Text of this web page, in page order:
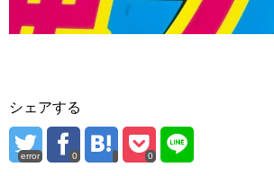
シェアする
error 0 0